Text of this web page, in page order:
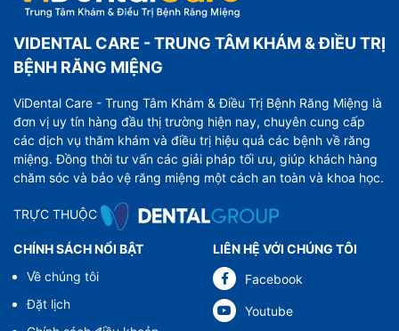
VIDENTAL CARE - TRUNG TÂM KHÁM & ĐIỀU TRỊ
BỆNH RĂNG MIỆNG
ViDental Care - Trung Tâm Khám & Điều Trị Bệnh Răng Miệng là
đơn vị uy tín hàng đầu thị trường hiện nay, chuyên cung cấp
các dịch vụ thăm khám và điều trị hiệu quả các bệnh về răng
miệng. Đồng thời tư vấn các giải pháp tối ưu, giúp khách hàng
chăm sóc và bảo vệ răng miệng một cách an toàn và khoa học.
TRỰC THUỘC
CHÍNH SÁCH NỔI BẬT
Về chúng tôi
Đặt lịch
LIÊN HỆ VỚI CHÚNG TÔI
Facebook
Youtube